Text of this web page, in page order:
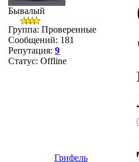
Бывалый
Группа: Проверенные
Сообщений: 181
Репутация: 9
Статус: Offline
Грифель